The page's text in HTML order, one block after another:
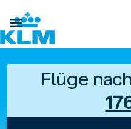

Flüge